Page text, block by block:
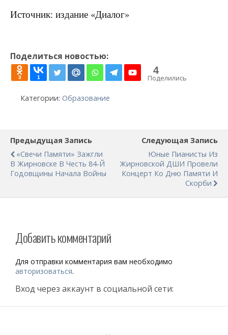
Источник: издание «Диалог»
Поделиться новостью:
3 1
4
Поделились
Категории: Образование
Предыдущая Запись
«Свечи Памяти» Зажгли
В Жирновске В Честь 84-Й
Годовщины Начала Войны
Следующая Запись
Юные Пианисты Из
Жирновской ДШИ Провели
Концерт Ко Дню Памяти И
Скорби
Добавить комментарий
Для отправки комментария вам необходимо
авторизоваться.
Вход через аккаунт в социальной сети: